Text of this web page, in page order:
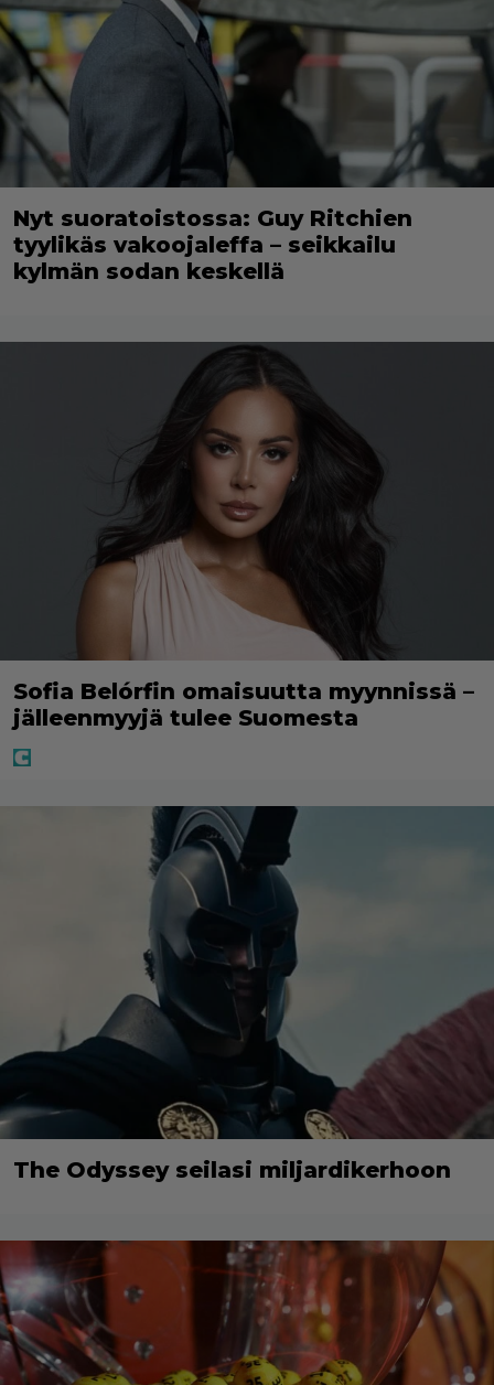
Nyt suoratoistossa: Guy Ritchien
tyylikäs vakoojaleffa – seikkailu
kylmän sodan keskellä
Sofia Belórfin omaisuutta myynnissä –
jälleenmyyjä tulee Suomesta
The Odyssey seilasi miljardikerhoon